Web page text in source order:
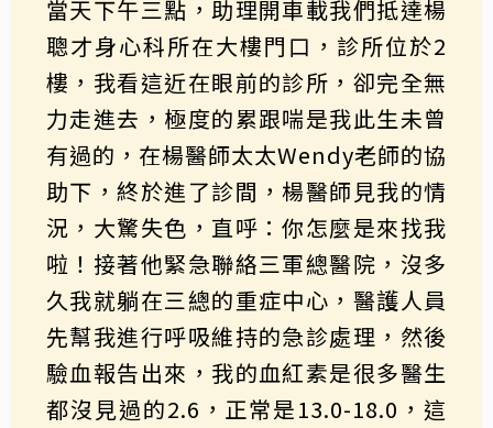
當天下午三點，助理開車載我們抵達楊
聰才身心科所在大樓門口，診所位於2
樓，我看這近在眼前的診所，卻完全無
力走進去，極度的累跟喘是我此生未曾
有過的，在楊醫師太太Wendy老師的協
助下，終於進了診間，楊醫師見我的情
況，大驚失色，直呼：你怎麼是來找我
啦！接著他緊急聯絡三軍總醫院，沒多
久我就躺在三總的重症中心，醫護人員
先幫我進行呼吸維持的急診處理，然後
驗血報告出來，我的血紅素是很多醫生
都沒見過的2.6，正常是13.0-18.0，這